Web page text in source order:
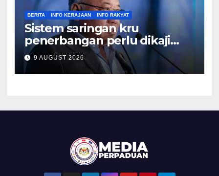
BERITA INFO KERAJAAN INFO RAKYAT
Sistem saringan kru
penerbangan perlu dikaji
semula, pulihkan keyakinan
penumpang – Tiong
9 AUGUST 2026